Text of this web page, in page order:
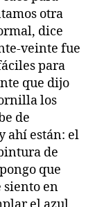
otra
dice
veinte fue
para
que dijo
los
de
ahí están: el
de
que
siento en